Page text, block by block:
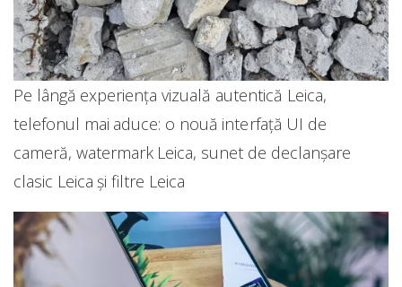
Pe lângă experiența vizuală autentică Leica,
telefonul mai aduce: o nouă interfață UI de
cameră, watermark Leica, sunet de declanșare
clasic Leica și filtre Leica